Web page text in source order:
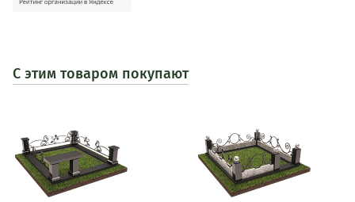
С этим товаром покупают